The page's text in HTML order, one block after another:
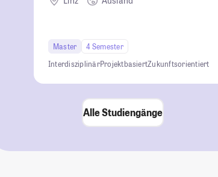
Master
4 Semester
InterdisziplinärProjektbasiertZukunftsorientiert
Alle Studiengänge